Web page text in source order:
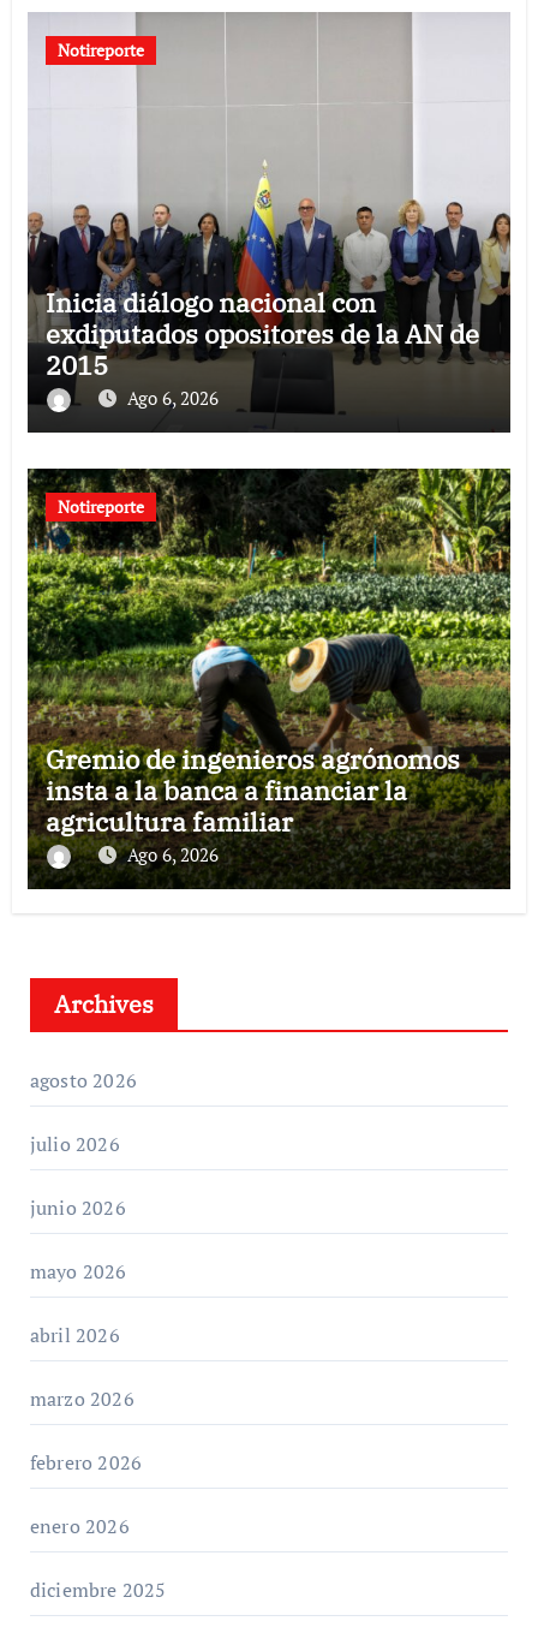
Notireporte
Inicia diálogo nacional con
exdiputados opositores de la AN de
2015
Ago 6, 2026
Notireporte
Gremio de ingenieros agrónomos
insta a la banca a financiar la
agricultura familiar
Ago 6, 2026
Archives
agosto 2026
julio 2026
junio 2026
mayo 2026
abril 2026
marzo 2026
febrero 2026
enero 2026
diciembre 2025